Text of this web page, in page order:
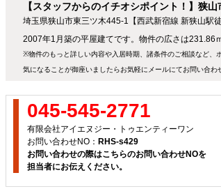
【スタッフからのイチオシポイント！】狭
埼玉県狭山市東三ツ木445-1【西武新宿線 新狭山駅
2007年1月築の平屋建てです。物件の広さは231.86
※物件のもっと詳しい内容や入居時期、諸条件のご相談など、
気になることが御座いましたらお気軽にメールにてお問い合わ
045-545-2771
有限会社アイエヌジー・トゥエンティーワン
お問い合わせNO： RHS-s429
お問い合わせの際はこちらのお問い合わせNOを
担当者にお伝えください。